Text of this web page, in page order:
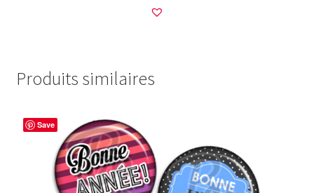
Produits similaires
Save